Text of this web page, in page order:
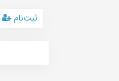
ثبت‌نام